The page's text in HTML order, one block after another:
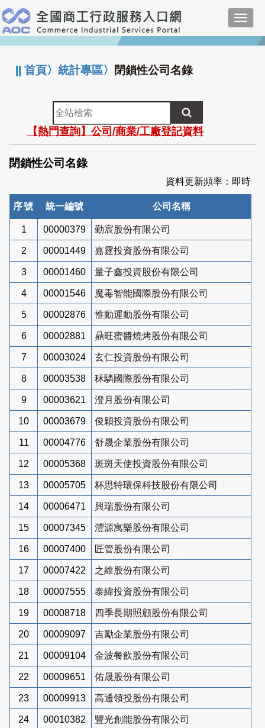
跳
到
主
要
:::
||首頁〉統計專區〉 閉鎖性公司名錄
全
站
檢
索
【熱門查詢】公司/商業/工廠登記資料
閉鎖性公司名錄
資料更新頻率：即時
序號 統一編號 公司名稱
1 00000379 勤宸股份有限公司
2 00001449 嘉霆投資股份有限公司
3 00001460 量子鑫投資股份有限公司
4 00001546 魔毒智能國際股份有限公司
5 00002876 惟動運動股份有限公司
6 00002881 鼎旺蜜醬燒烤股份有限公司
7 00003024 玄仁投資股份有限公司
8 00003538 秝驎國際股份有限公司
9 00003621 澄月股份有限公司
10 00003679 俊穎投資股份有限公司
11 00004776 舒晟企業股份有限公司
12 00005368 斑斑天使投資股份有限公司
13 00005705 杯思特環保科技股份有限公司
14 00006471 興瑞股份有限公司
15 00007345 灃源寓樂股份有限公司
16 00007400 匠管股份有限公司
17 00007422 之維股份有限公司
18 00007555 泰緯投資股份有限公司
19 00008718 四季長期照顧股份有限公司
20 00009097 吉勵企業股份有限公司
21 00009104 金波餐飲股份有限公司
22 00009651 佑晟股份有限公司
23 00009913 高通領投股份有限公司
24 00010382 豐光創能股份有限公司